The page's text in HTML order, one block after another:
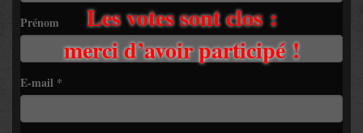
Prénom
E-mail *
Les votes sont clos :
merci d’avoir participé !